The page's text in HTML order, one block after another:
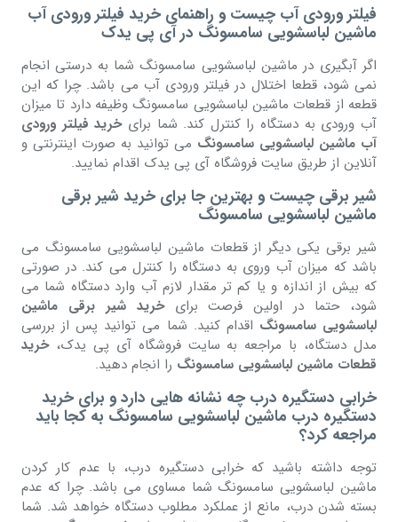
فیلتر ورودی آب چیست و راهنمای خرید فیلتر ورودی آب
ماشین لباسشویی سامسونگ در آی پی یدک
اگر آبگیری در ماشین لباسشویی سامسونگ شما به درستی انجام
نمی شود، قطعا اختلال در فیلتر ورودی آب می باشد. چرا که این
قطعه از قطعات ماشین لباسشویی سامسونگ وظیفه دارد تا میزان
آب ورودی به دستگاه را کنترل کند. شما برای خرید فیلتر ورودی
آب ماشین لباسشویی سامسونگ می توانید به صورت اینترنتی و
آنلاین از طریق سایت فروشگاه آی پی یدک اقدام نمایید.
شیر برقی چیست و بهترین جا برای خرید شیر برقی
ماشین لباسشویی سامسونگ
شیر برقی یکی دیگر از قطعات ماشین لباسشویی سامسونگ می
باشد که میزان آب وروی به دستگاه را کنترل می کند. در صورتی
که بیش از اندازه و یا کم تر مقدار لازم آب وارد دستگاه شما می
شود، حتما در اولین فرصت برایخرید شیر برقی ماشین
لباسشویی سامسونگ اقدام کنید. شما می توانید پس از بررسی
مدل دستگاه، با مراجعه به سایت فروشگاه آی پی یدک،خرید
قطعات ماشین لباسشویی سامسونگ را انجام دهید.
خرابی دستگیره درب چه نشانه هایی دارد و برای خرید
دستگیره درب ماشین لباسشویی سامسونگ به کجا باید
مراجعه کرد؟
توجه داشته باشید که خرابی دستگیره درب، با عدم کار کردن
ماشین لباسشویی سامسونگ شما مساوی می باشد. چرا که عدم
بسته شدن درب، مانع از عملکرد مطلوب دستگاه خواهد شد. شما